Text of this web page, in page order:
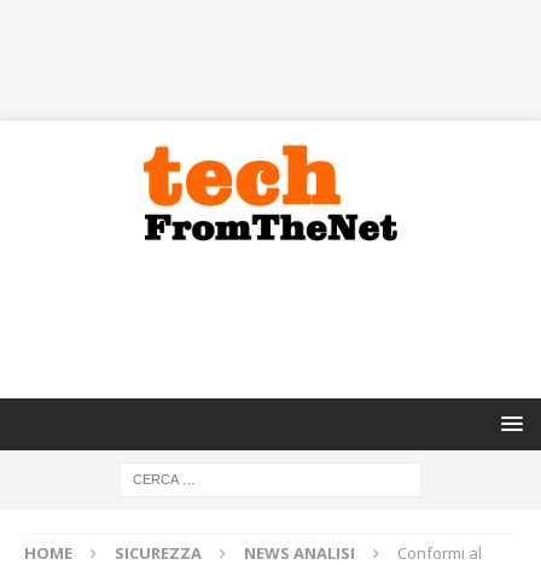
HOME SICUREZZA NEWS ANALISI
Conformi al